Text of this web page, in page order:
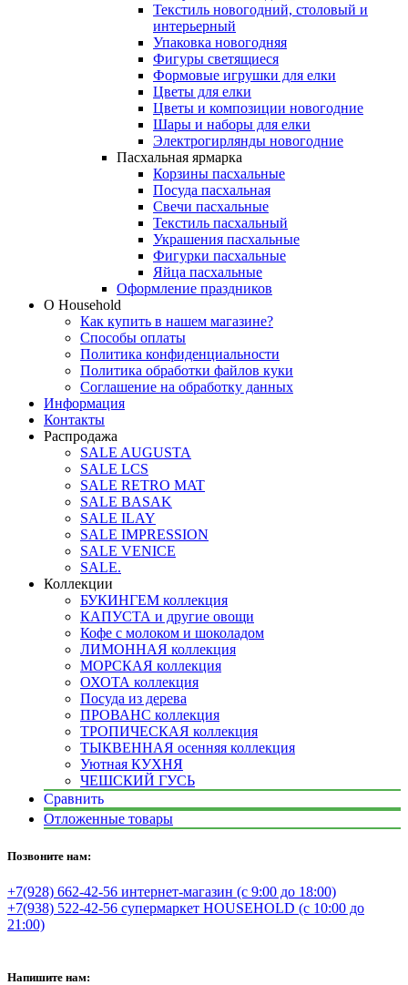
Текстиль новогодний, столовый и
интерьерный
Упаковка новогодняя
Фигуры светящиеся
Формовые игрушки для елки
Цветы для елки
Цветы и композиции новогодние
Шары и наборы для елки
Электрогирлянды новогодние
Пасхальная ярмарка
Корзины пасхальные
Посуда пасхальная
Свечи пасхальные
Текстиль пасхальный
Украшения пасхальные
Фигурки пасхальные
Яйца пасхальные
Оформление праздников
О Household
Как купить в нашем магазине?
Способы оплаты
Политика конфиденциальности
Политика обработки файлов куки
Соглашение на обработку данных
Информация
Контакты
Распродажа
SALE AUGUSTA
SALE LCS
SALE RETRO MAT
SALE BASAK
SALE ILAY
SALE IMPRESSION
SALE VENICE
SALE.
Коллекции
БУКИНГЕМ коллекция
КАПУСТА и другие овощи
Кофе с молоком и шоколадом
ЛИМОННАЯ коллекция
МОРСКАЯ коллекция
ОХОТА коллекция
Посуда из дерева
ПРОВАНС коллекция
ТРОПИЧЕСКАЯ коллекция
ТЫКВЕННАЯ осенняя коллекция
Уютная КУХНЯ
ЧЕШСКИЙ ГУСЬ
Сравнить
Отложенные товары
Позвоните нам:
+7(928) 662-42-56 интернет-магазин (с 9:00 до 18:00)
+7(938) 522-42-56 супермаркет HOUSEHOLD (с 10:00 до
21:00)
Напишите нам: